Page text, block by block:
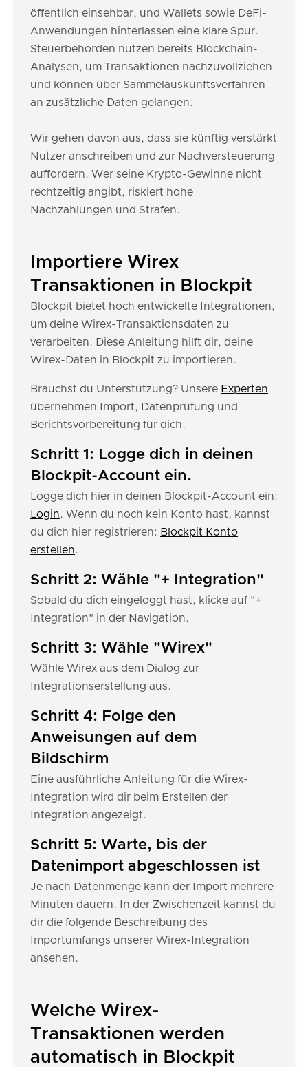
öffentlich einsehbar, und Wallets sowie DeFi-
Anwendungen hinterlassen eine klare Spur.
Steuerbehörden nutzen bereits Blockchain-
Analysen, um Transaktionen nachzuvollziehen
und können über Sammelauskunftsverfahren
an zusätzliche Daten gelangen.
Wir gehen davon aus, dass sie künftig verstärkt
Nutzer anschreiben und zur Nachversteuerung
auffordern. Wer seine Krypto-Gewinne nicht
rechtzeitig angibt, riskiert hohe
Nachzahlungen und Strafen.
Importiere Wirex
Transaktionen in Blockpit
Blockpit bietet hoch entwickelte Integrationen,
um deine Wirex-Transaktionsdaten zu
verarbeiten. Diese Anleitung hilft dir, deine
Wirex-Daten in Blockpit zu importieren.
Brauchst du Unterstützung? Unsere Experten
übernehmen Import, Datenprüfung und
Berichtsvorbereitung für dich.
Schritt 1: Logge dich in deinen
Blockpit-Account ein.
Logge dich hier in deinen Blockpit-Account ein:
Login. Wenn du noch kein Konto hast, kannst
du dich hier registrieren: Blockpit Konto
erstellen.
Schritt 2: Wähle "+ Integration"
Sobald du dich eingeloggt hast, klicke auf "+
Integration" in der Navigation.
Schritt 3: Wähle "Wirex"
Wähle Wirex aus dem Dialog zur
Integrationserstellung aus.
Schritt 4: Folge den
Anweisungen auf dem
Bildschirm
Eine ausführliche Anleitung für die Wirex-
Integration wird dir beim Erstellen der
Integration angezeigt.
Schritt 5: Warte, bis der
Datenimport abgeschlossen ist
Je nach Datenmenge kann der Import mehrere
Minuten dauern. In der Zwischenzeit kannst du
dir die folgende Beschreibung des
Importumfangs unserer Wirex-Integration
ansehen.
Welche Wirex-
Transaktionen werden
automatisch in Blockpit